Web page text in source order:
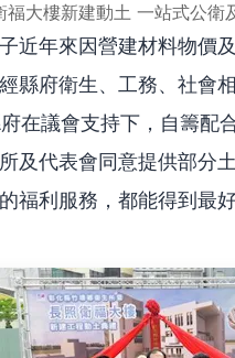
大樓新建動土 一站式公衛
近年來因營建材料物價
縣府衛生、工務、社會
在議會支持下，自籌
及代表會同意提供部分
福利服務，都能得到最